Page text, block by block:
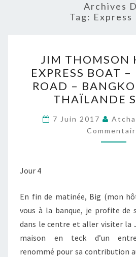
Archives
Tag: Express
–
BOAT
–
–
JIM THOMSON
EXPRESS BOAT
ROAD –
THAÏLANDE
7 Juin 2017
Jour 4
En fin de matinée, Big (mon
vous à la banque, je profite de
dans le centre et aller visiter la
maison en teck d’un
renommé pour sa contribution